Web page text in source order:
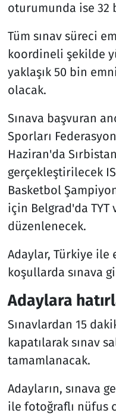
oturumunda ise 32
Tüm sınav süreci
koordineli şekilde
yaklaşık 50 bin
olacak.
Sınava başvuran
Sporları
Haziran'da
gerçekleştirilecek
Basketbol
için Belgrad'da TYT
düzenlenecek.
Adaylar, Türkiye ile
koşullarda sınava
Adaylara
Sınavlardan 15
kapatılarak sınav
tamamlanacak.
Adayların, sınava
ile fotoğraflı nüfus